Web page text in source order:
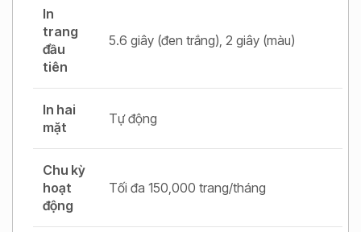
In
trang
đầu
tiên
5.6 giây (đen trắng), 2 giây (màu)
In hai
mặt
Tự động
Chu kỳ
hoạt
động
Tối đa 150,000 trang/tháng